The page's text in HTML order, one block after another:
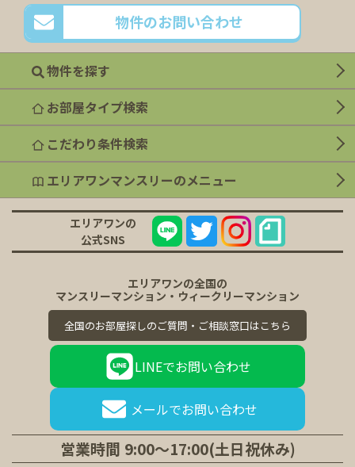
物件のお問い合わせ
物件を探す
お部屋タイプ検索
こだわり条件検索
エリアワンマンスリーのメニュー
エリアワンの
公式SNS
エリアワンの全国の
マンスリーマンション・ウィークリーマンション
全国のお部屋探しのご質問・ご相談窓口はこちら
LINEでお問い合わせ
メールでお問い合わせ
営業時間 9:00～17:00(土日祝休み)